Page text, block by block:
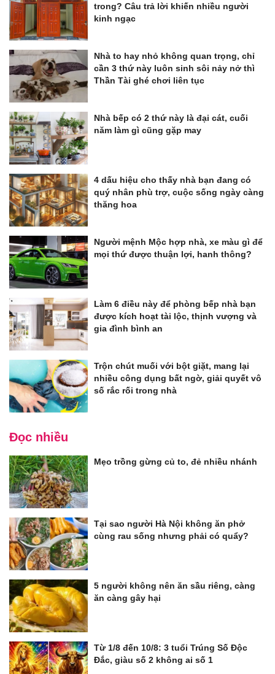
trong? Câu trả lời khiến nhiều người
kinh ngạc
Nhà to hay nhỏ không quan trọng, chỉ
cần 3 thứ này luôn sinh sôi nảy nở thì
Thần Tài ghé chơi liên tục
Nhà bếp có 2 thứ này là đại cát, cuối
năm làm gì cũng gặp may
4 dấu hiệu cho thấy nhà bạn đang có
quý nhân phù trợ, cuộc sống ngày càng
thăng hoa
Người mệnh Mộc hợp nhà, xe màu gì để
mọi thứ được thuận lợi, hanh thông?
Làm 6 điều này để phòng bếp nhà bạn
được kích hoạt tài lộc, thịnh vượng và
gia đình bình an
Trộn chút muối với bột giặt, mang lại
nhiều công dụng bất ngờ, giải quyết vô
số rắc rối trong nhà
Đọc nhiều
Mẹo trồng gừng củ to, đẻ nhiều nhánh
Tại sao người Hà Nội không ăn phở
cùng rau sống nhưng phải có quẩy?
5 người không nên ăn sầu riêng, càng
ăn càng gây hại
Từ 1/8 đến 10/8: 3 tuổi Trúng Số Độc
Đắc, giàu số 2 không ai số 1